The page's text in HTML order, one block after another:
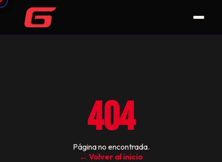
404
Página no encontrada.
← Volver al inicio